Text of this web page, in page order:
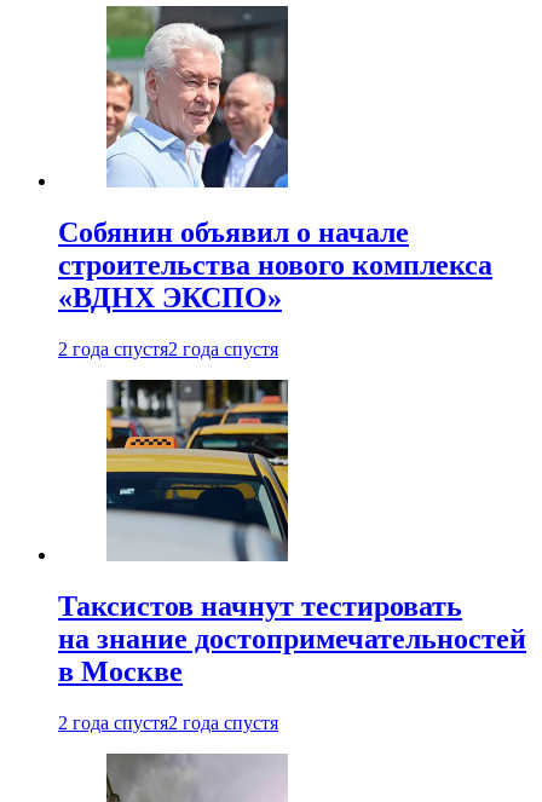
Собянин объявил о начале
строительства нового комплекса
«ВДНХ ЭКСПО»
2 года спустя2 года спустя
Таксистов начнут тестировать
на знание достопримечательностей
в Москве
2 года спустя2 года спустя